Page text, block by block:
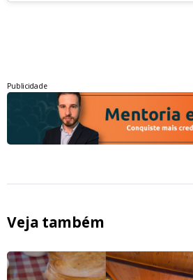
Publicidade
Veja também